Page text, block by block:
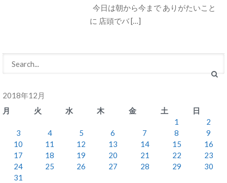
今日は朝から今まで ありがたいこと
に 店頭でバ […]
2018年12月
月
火 水 木 金 土
日
1
2
3
4 5 6 7 8
9
10
11 12 13 14 15
16
17
18 19 20 21 22
23
24
25 26 27 28 29
30
31